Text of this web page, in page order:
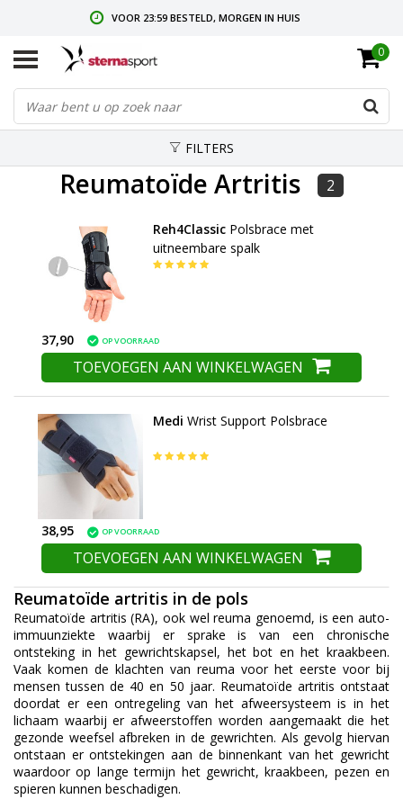
VOOR 23:59 BESTELD, MORGEN IN HUIS
GRATIS RETOURNEREN & RUILEN
0
FILTERS
Reumatoïde Artritis 2
Reh4Classic Polsbrace met
uitneembare spalk
37,90 OP VOORRAAD
TOEVOEGEN AAN WINKELWAGEN
Medi Wrist Support Polsbrace
38,95 OP VOORRAAD
TOEVOEGEN AAN WINKELWAGEN
Reumatoïde artritis in de pols
Reumatoïde artritis (RA), ook wel reuma genoemd, is een auto-
immuunziekte waarbij er sprake is van een chronische
ontsteking in het gewrichtskapsel, het bot en het kraakbeen.
Vaak komen de klachten van reuma voor het eerste voor bij
mensen tussen de 40 en 50 jaar. Reumatoïde artritis ontstaat
doordat er een ontregeling van het afweersysteem is in het
lichaam waarbij er afweerstoffen worden aangemaakt die het
gezonde weefsel afbreken in de gewrichten. Als gevolg hiervan
ontstaan er ontstekingen aan de binnenkant van het gewricht
waardoor op lange termijn het gewricht, kraakbeen, pezen en
spieren kunnen beschadigen.